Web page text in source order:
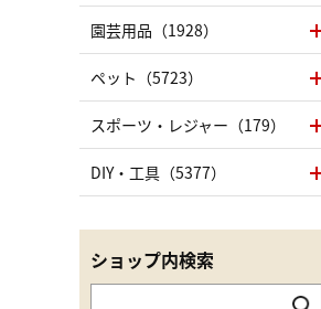
園芸用品（1928）
ペット（5723）
スポーツ・レジャー（179）
DIY・工具（5377）
ショップ内検索